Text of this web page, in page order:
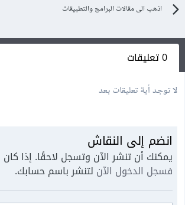
اذهب الى مقالات البرامج والتطبيقات
0 تعليقات
لا توجد أية تعليقات بعد
انضم إلى النقاش
يمكنك أن تنشر الآن وتسجل لاحقًا. إذا
فسجل الدخول الآن لتنشر باسم حسابك.